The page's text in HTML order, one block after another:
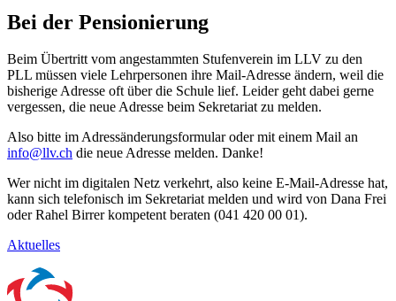
Bei der Pensionierung
Beim Übertritt vom angestammten Stufenverein im LLV zu den
PLL müssen viele Lehrpersonen ihre Mail-Adresse ändern, weil die
bisherige Adresse oft über die Schule lief. Leider geht dabei gerne
vergessen, die neue Adresse beim Sekretariat zu melden.
Also bitte im Adressänderungsformular oder mit einem Mail an
info@llv.ch die neue Adresse melden. Danke!
Wer nicht im digitalen Netz verkehrt, also keine E-Mail-Adresse hat,
kann sich telefonisch im Sekretariat melden und wird von Dana Frei
oder Rahel Birrer kompetent beraten (041 420 00 01).
Aktuelles